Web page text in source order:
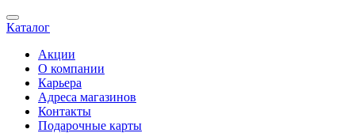
Каталог
Акции
О компании
Карьера
Адреса магазинов
Контакты
Подарочные карты